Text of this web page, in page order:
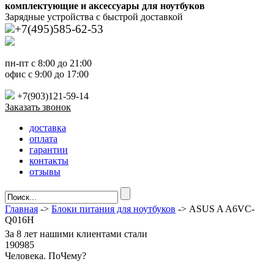
комплектующие и аксессуары для ноутбуков
Зарядные устройства с быстрой доставкой
+7(495)585-62-53
пн-пт с 8:00 до 21:00
офис с 9:00 до 17:00
+7(903)121-59-14
Заказать звонок
доставка
оплата
гарантии
контакты
отзывы
Главная -> Блоки питания для ноутбуков -> ASUS A A6VC-
Q016H
За 8 лет нашими клиентами стали
190985
Человека. ПоЧему?